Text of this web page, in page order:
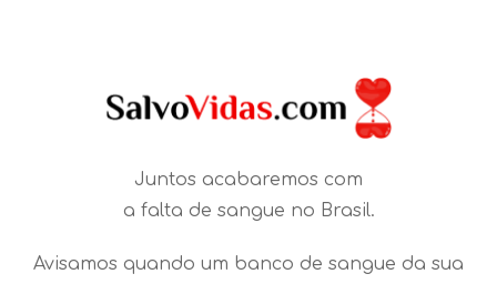
Juntos acabaremos com
a falta de sangue no Brasil.
Avisamos quando um banco de sangue da sua